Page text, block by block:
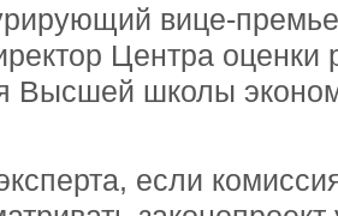
вице-
Центра оценки
Высшей школы
если